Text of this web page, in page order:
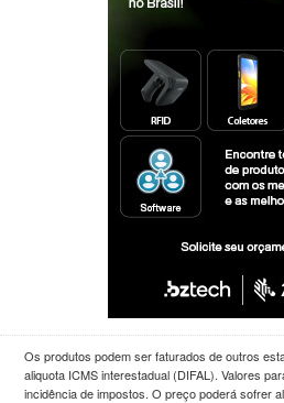
Os produtos podem ser faturados de outros
aliquota ICMS interestadual (DIFAL). Valores
incidência de impostos. O preço poderá sofrer